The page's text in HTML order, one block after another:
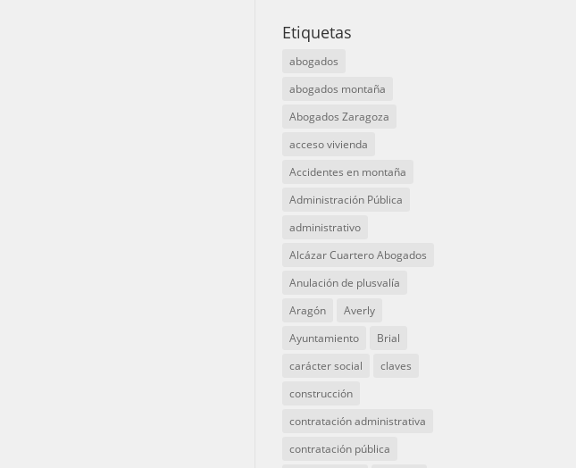
Etiquetas
abogados
abogados montaña
Abogados Zaragoza
acceso vivienda
Accidentes en montaña
Administración Pública
administrativo
Alcázar Cuartero Abogados
Anulación de plusvalía
Aragón
Averly
Ayuntamiento
Brial
carácter social
claves
construcción
contratación administrativa
contratación pública